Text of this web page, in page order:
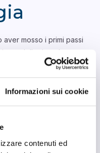
Informazioni sui cookie
contenuti ed
mosso i primi passi
e delle ricerche
maternità, decido di
coltivando e
per lo studio della
in grafologia